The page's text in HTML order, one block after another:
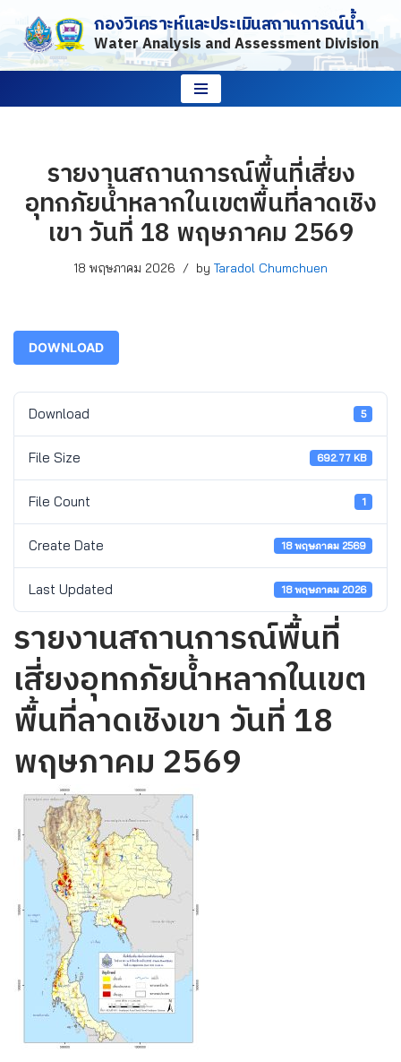
Skip
to
กองวิเคราะห์และประเมินสถานการณ์น้ำ
Water Analysis and Assessment Division
รายงานสถานการณ์พื้นที่เสี่ยง
อุทกภัยน้ำหลากในเขตพื้นที่ลาดเชิง
เขา วันที่ 18 พฤษภาคม 2569
18 พฤษภาคม 2026 by Taradol Chumchuen
DOWNLOAD
Download 5
File Size 692.77 KB
File Count 1
Create Date 18 พฤษภาคม 2569
Last Updated 18 พฤษภาคม 2026
รายงานสถานการณ์พื้นที่
เสี่ยงอุทกภัยน้ำหลากในเขต
พื้นที่ลาดเชิงเขา วันที่ 18
พฤษภาคม 2569